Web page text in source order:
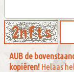
AUB de
kopiëren! Helaas